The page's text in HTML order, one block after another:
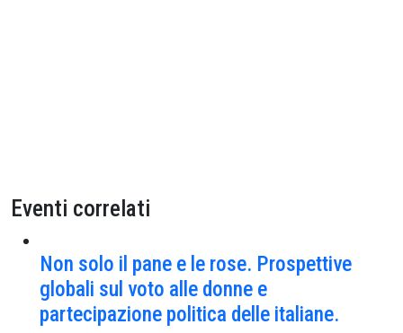
Eventi correlati
Non solo il pane e le rose. Prospettive
globali sul voto alle donne e
partecipazione politica delle italiane.